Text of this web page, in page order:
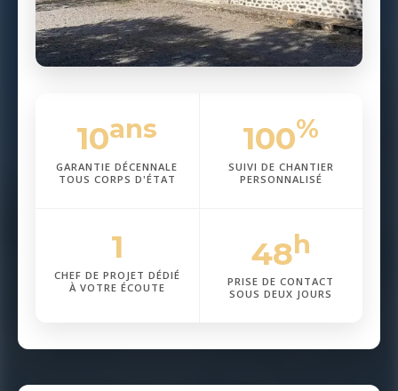
10ans
GARANTIE DÉCENNALE
TOUS CORPS D'ÉTAT
100%
SUIVI DE CHANTIER
PERSONNALISÉ
1
CHEF DE PROJET DÉDIÉ
À VOTRE ÉCOUTE
48h
PRISE DE CONTACT
SOUS DEUX JOURS